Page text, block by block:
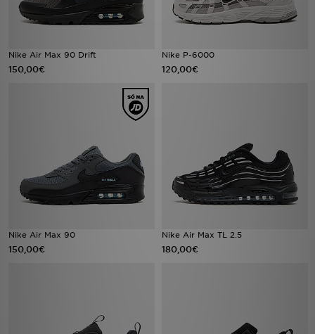
Nike Air Max 90 Drift
150,00€
Nike P-6000
120,00€
Nike Air Max 90
150,00€
Nike Air Max TL 2.5
180,00€